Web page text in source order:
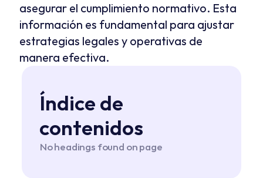
asegurar el cumplimiento normativo. Esta
información es fundamental para ajustar
estrategias legales y operativas de
manera efectiva.
Índice de
contenidos
No headings found on page